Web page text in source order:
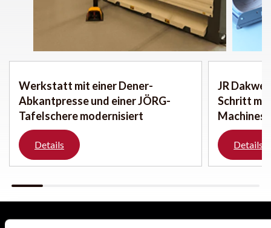
Werkstatt mit einer Dener-
Abkantpresse und einer JÖRG-
Tafelschere modernisiert
Details
JR
Schritt mit
Machines
Details